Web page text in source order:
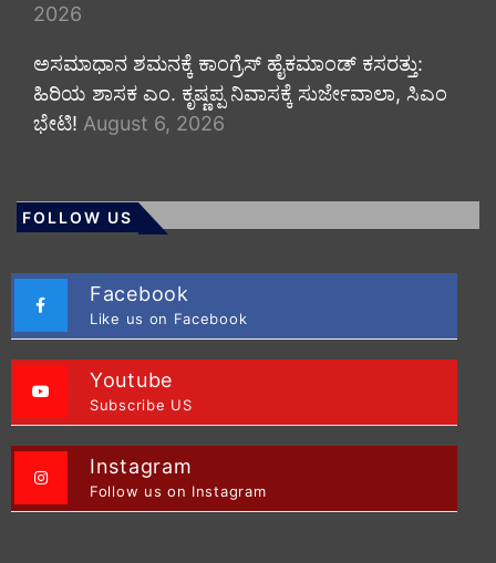
2026
ಅಸಮಾಧಾನ ಶಮನಕ್ಕೆ ಕಾಂಗ್ರೆಸ್ ಹೈಕಮಾಂಡ್ ಕಸರತ್ತು:
ಹಿರಿಯ ಶಾಸಕ ಎಂ. ಕೃಷ್ಣಪ್ಪ ನಿವಾಸಕ್ಕೆ ಸುರ್ಜೇವಾಲಾ, ಸಿಎಂ
ಭೇಟಿ! August 6, 2026
FOLLOW US
Facebook
Like us on Facebook
Youtube
Subscribe US
Instagram
Follow us on Instagram